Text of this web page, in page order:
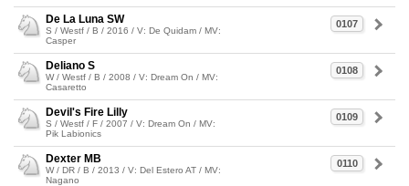
0107
De La Luna SW
S / Westf / B / 2016 / V: De Quidam / MV:
Casper
0108
Deliano S
W / Westf / B / 2008 / V: Dream On / MV:
Casaretto
0109
Devil's Fire Lilly
S / Westf / F / 2007 / V: Dream On / MV:
Pik Labionics
0110
Dexter MB
W / DR / B / 2013 / V: Del Estero AT / MV:
Nagano